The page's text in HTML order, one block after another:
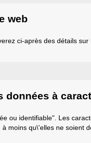
web
ci-après des détails
à
ou identifiable". Les
moins qu\'elles ne soient